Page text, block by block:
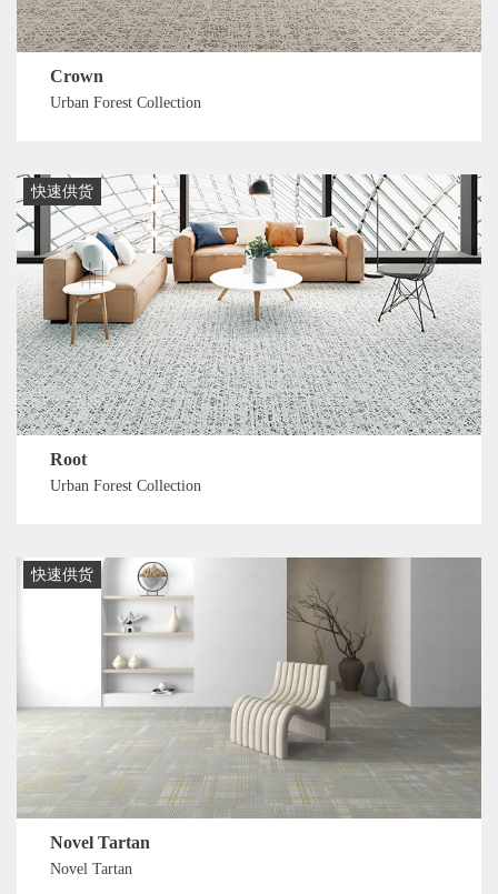
Crown
Urban Forest Collection
快速供货
Root
Urban Forest Collection
快速供货
Novel Tartan
Novel Tartan